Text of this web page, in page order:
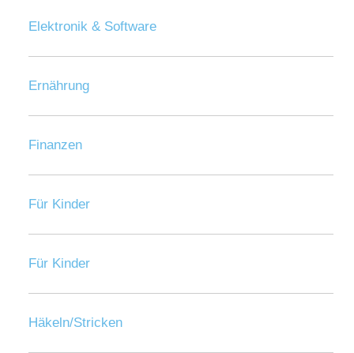
Elektronik & Software
Ernährung
Finanzen
Für Kinder
Für Kinder
Häkeln/Stricken